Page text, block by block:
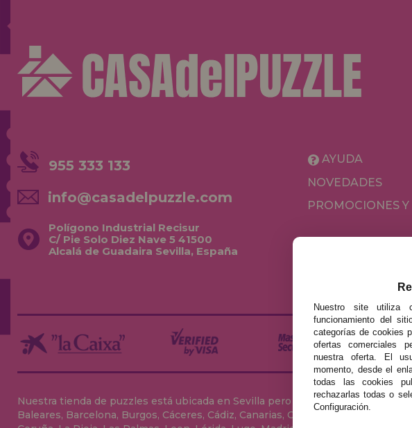
955 333 133
info@casadelpuzzle.com
Polígono Industrial Recisur
C/ Pie Solo Diez Nave 5 41500
Alcalá de Guadaira Sevilla, España
AYUDA
NOVEDADES
PROMOCIONES Y
Nuestra tienda de puzzles está ubicada en Sevilla pero enviamos tus puzzles
Baleares, Barcelona, Burgos, Cáceres, Cádiz, Canarias, Cantabria, Castellón,
Nuestro site utiliza
funcionamiento del
categorías de cookies
ofertas comerciales
nuestra oferta. El
momento, desde el
todas las cookies
rechazarlas todas o
Configuración.